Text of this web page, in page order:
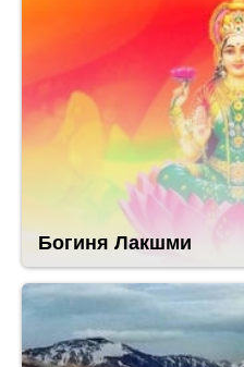
Богиня Лакшми